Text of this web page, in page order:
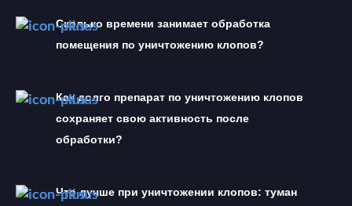
Сколько времени занимает обработка
помещения по уничтожению клопов?
Как долго препарат по уничтожению клопов
сохраняет свою активность после
обработки?
Что лучше при уничтожении клопов: туман